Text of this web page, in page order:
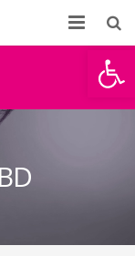
Ouvrir